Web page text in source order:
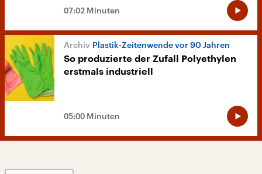
07:02 Minuten
Plastik-Zeitenwende vor 90 Jahren
So produzierte der Zufall Polyethylen
erstmals industriell
05:00 Minuten